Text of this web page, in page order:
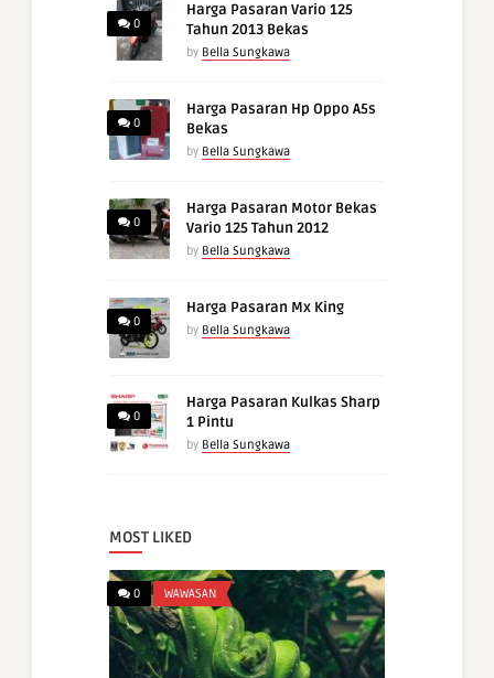
0
Harga Pasaran Vario 125
Tahun 2013 Bekas
by Bella Sungkawa
0
Harga Pasaran Hp Oppo A5s
Bekas
by Bella Sungkawa
0
Harga Pasaran Motor Bekas
Vario 125 Tahun 2012
by Bella Sungkawa
0
Harga Pasaran Mx King
by Bella Sungkawa
0
Harga Pasaran Kulkas Sharp
1 Pintu
by Bella Sungkawa
MOST LIKED
0 WAWASAN